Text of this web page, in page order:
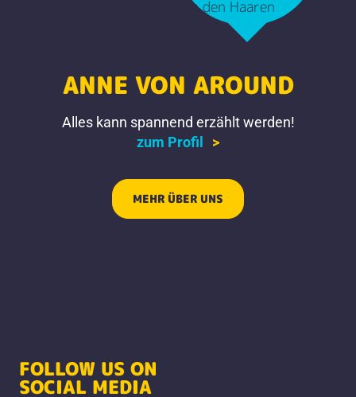
MELINA
Nobody is Perfect!
zum Profil
LEONIE
Hör auf dein Bauchgefühl!
zum Profil
ANNE VON AROUND
Alles kann spannend erzählt werden!
zum Profil
MEHR ÜBER UNS
FOLLOW US ON
SOCIAL MEDIA